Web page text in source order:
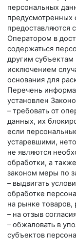
персональных
предусмотренных
предоставляются
Оператором в
содержаться
другим
исключением
основания для
Перечень
установлен
– требовать от
данных, их
если
устаревшими,
не являются
обработки, а
законом меры по
– выдвигать
обработке
на рынке товаров,
– на отзыв
– обжаловать в
субъектов